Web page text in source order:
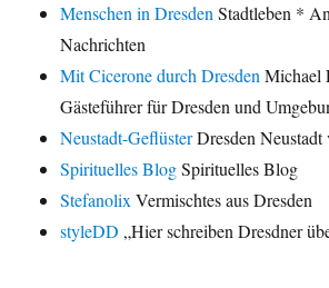
Menschen in DresdenStadtleben *
Nachrichten
Mit Cicerone durch DresdenMichael
Gästeführer für Dresden und
Neustadt-GeflüsterDresden
Spirituelles BlogSpirituelles Blog
StefanolixVermischtes aus Dresden
styleDD „Hier schreiben Dresdner